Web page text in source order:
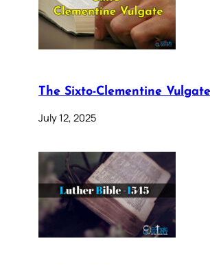
The Sixto-Clementine Vulgate
July 12, 2025